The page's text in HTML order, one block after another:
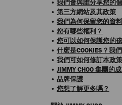
• 我們會與誰分享您的
• 第三方網站及其政策
• 我們為何保留您的資
• 您有哪些權利？
• 您可以如何保護您的
• 什麽是COOKIES？我
• 我們可如何修訂本政
• JIMMY CHOO 集團的
• 品牌保護
• 您想了解更多嗎？